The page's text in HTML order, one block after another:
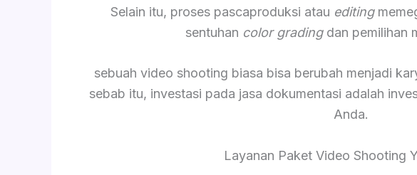
Selain itu, proses pascaproduksi atau editing
sentuhan color gradingdan pemilihan
sebuah video shooting biasa bisa berubah menjadi
sebab itu, investasi pada jasa dokumentasi adalah
Anda.
Layanan Paket Video Shooting